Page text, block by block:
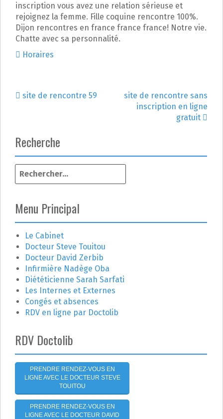
inscription vous avez une relation sérieuse et
rejoignez la femme. Fille coquine rencontre 100%.
Dijon rencontres en france france france! Notre vie.
Chatte avec sa personnalité.
Horaires
v
i
g
a
t
i
o
n
d
l
'
r
site de rencontre 59
site de rencontre sans
inscription en ligne
gratuit
Recherche
e
h
e
r
c
h
e
r
:
Menu Principal
Le Cabinet
Docteur Steve Touitou
Docteur David Zerbib
Infirmière Nadège Oba
Diététicienne Sarah Sarfati
Les Internes et Externes
Congés et absences
RDV en ligne par Doctolib
RDV Doctolib
PRENDRE RENDEZ-VOUS EN
LIGNE AVEC LE DOCTEUR STEVE
TOUITOU
PRENDRE RENDEZ-VOUS EN
LIGNE AVEC LE DOCTEUR DAVID